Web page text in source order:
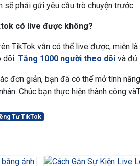
phải gửi yêu cầu trò chuyện trước.
có live được không?
TikTok vẫn có thể live được, miễn
dõi. Tăng 1000 người theo dõivà đủ
đơn giản, bạn đã có thể mở tính
Chúc bạn thực hiện thành công
Tư TikTok